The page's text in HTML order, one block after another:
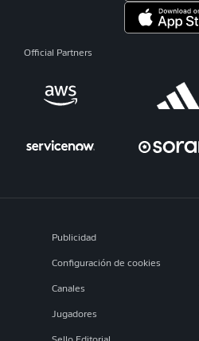
Official Partners
Publicidad
Configuración de cookies
Canales
Jugadores